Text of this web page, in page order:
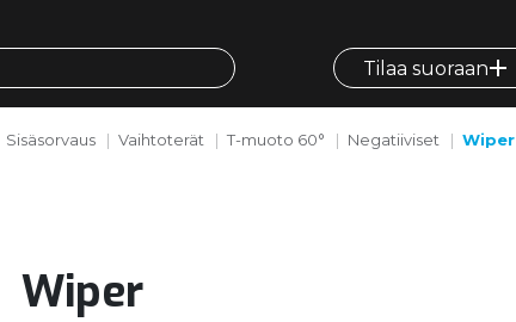
Tilaa suoraan
Sisäsorvaus Vaihtoterät T-muoto 60° Negatiiviset Wiper
Wiper